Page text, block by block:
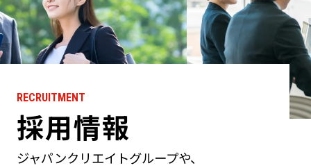
RECRUITMENT
採用情報
ジャパンクリエイトグループや、